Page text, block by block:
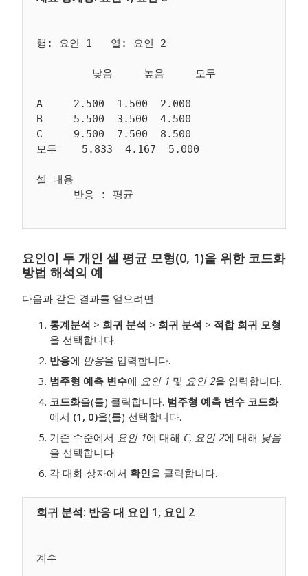
행: 요인 1   열: 요인 2
         낮음     높음     모두
A     2.500  1.500  2.000
B     5.500  3.500  4.500
C     9.500  7.500  8.500
모두    5.833  4.167  5.000
셀 내용
요인이 두 개인 셀 평균 모형(0, 1)을 위한 코드화
방법 해석의 예
다음과 같은 결과를 얻으려면:
통계분석 > 회귀 분석 > 회귀 분석 > 적합 회귀 모형
을 선택합니다.
반응에 반응을 입력합니다.
범주형 예측 변수에 요인 1 및 요인 2을 입력합니다.
코드화을(를) 클릭합니다. 범주형 예측 변수 코드화
에서 (1, 0)을(를) 선택합니다.
기준 수준에서 요인 1에 대해 C, 요인 2에 대해 낮음
을 선택합니다.
각 대화 상자에서 확인을 클릭합니다.
계수